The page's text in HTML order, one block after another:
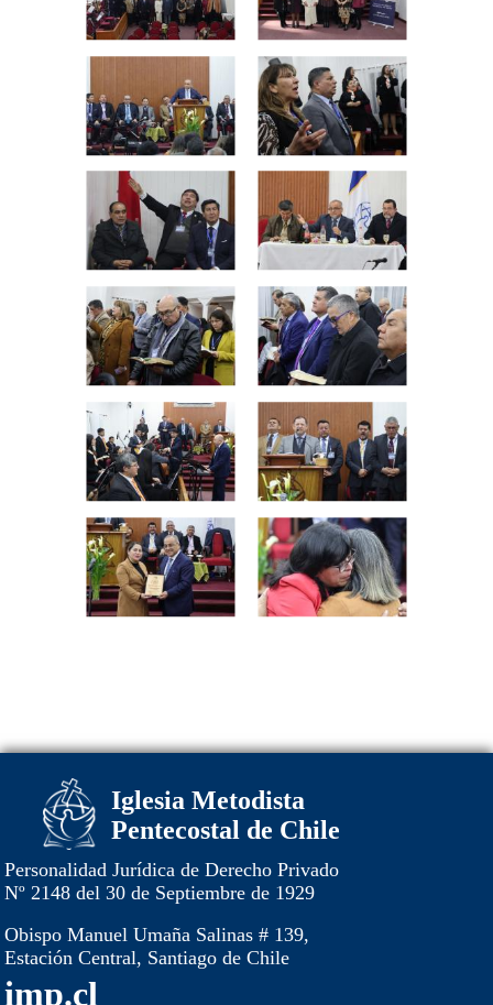
Iglesia Metodista
Pentecostal de Chile
Personalidad Jurídica de Derecho Privado
Nº 2148 del 30 de Septiembre de 1929
Obispo Manuel Umaña Salinas # 139,
Estación Central, Santiago de Chile
imp.cl